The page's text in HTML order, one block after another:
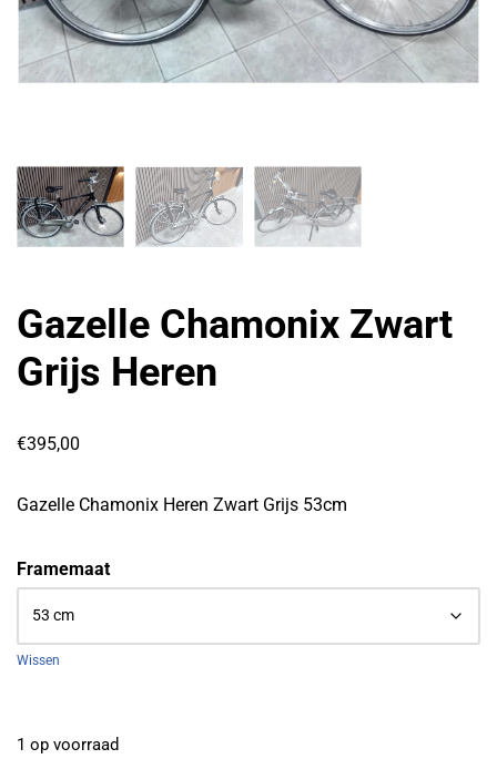
Gazelle Chamonix Zwart
Grijs Heren
€395,00
Gazelle Chamonix Heren Zwart Grijs 53cm
Framemaat
Wissen
1 op voorraad